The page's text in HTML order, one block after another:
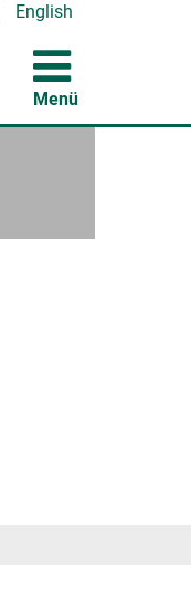
English
Menü